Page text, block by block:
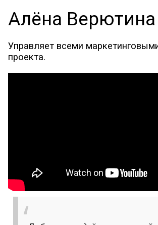
Алёна Верютина
Управляет всеми
проекта.